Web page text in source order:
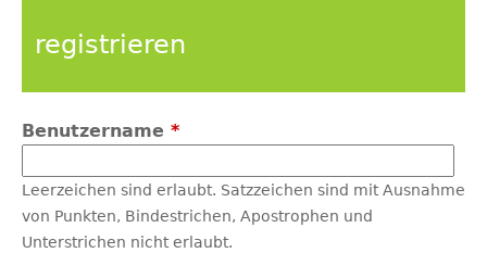
registrieren
Benutzername *
Leerzeichen sind erlaubt. Satzzeichen sind mit Ausnahme
von Punkten, Bindestrichen, Apostrophen und
Unterstrichen nicht erlaubt.